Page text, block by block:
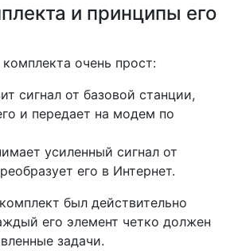
и принципы его
очень прост:
сигнал от базовой станции,
и передает на модем по
усиленный сигнал от
его в Интернет.
был действительно
его элемент четко должен
задачи.